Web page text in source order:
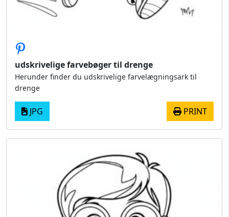
udskrivelige farvebøger til drenge
Herunder finder du udskrivelige farvelægningsark til
drenge
JPG PRINT